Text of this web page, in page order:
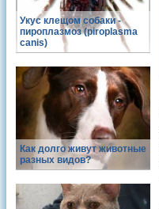
Укус клещом собаки -
пироплазмоз (piroplasma
canis)
Как долго живут животные
разных видов?